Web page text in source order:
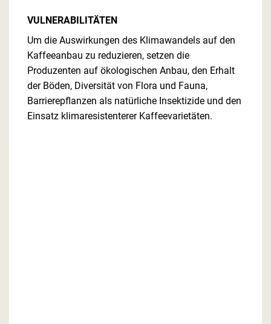
VULNERABILITÄTEN
Um die Auswirkungen des Klimawandels auf den
Kaffeeanbau zu reduzieren, setzen die
Produzenten auf ökologischen Anbau, den Erhalt
der Böden, Diversität von Flora und Fauna,
Barrierepflanzen als natürliche Insektizide und den
Einsatz klimaresistenterer Kaffeevarietäten.